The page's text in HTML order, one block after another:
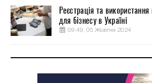
Реєстрація та
для бізнесу в Україні
09:49, 05 Жовтня 2024